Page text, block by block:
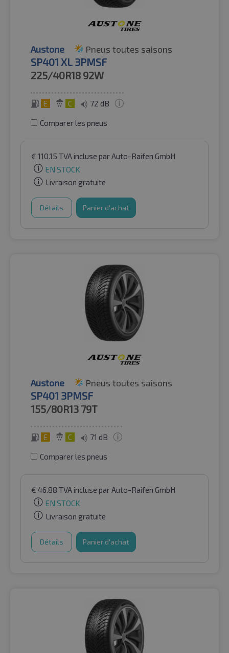
Austone Pneus toutes saisons
SP401 XL 3PMSF
225/40R18 92W
E C 72 dB
Comparer les pneus
€ 110.15 TVA incluse par Auto-Raifen GmbH
EN STOCK
Livraison gratuite
Détails Panier d'achat
Austone Pneus toutes saisons
SP401 3PMSF
155/80R13 79T
E C 71 dB
Comparer les pneus
€ 46.88 TVA incluse par Auto-Raifen GmbH
EN STOCK
Livraison gratuite
Détails Panier d'achat